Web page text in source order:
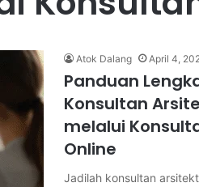
Atok Dalang April 4,
Panduan
Konsultan
melalui
Online
Jadilah konsultan